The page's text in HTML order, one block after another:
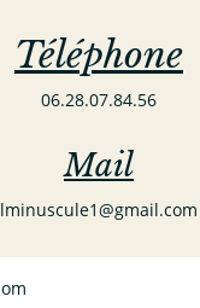
Téléphone
06.28.07.84.56
Mail
lminuscule1@gmail.com